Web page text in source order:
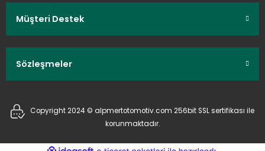
Müşteri Destek
Sözleşmeler
Copyright 2024 © alpmertotomotiv.com 256bit SSL sertifikası ile
korunmaktadır.